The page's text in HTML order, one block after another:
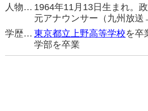
人物… 1964年11月13日生まれ。
元アナウンサー（九州放送
学歴… 東京都立上野高等学校を卒
学部を卒業